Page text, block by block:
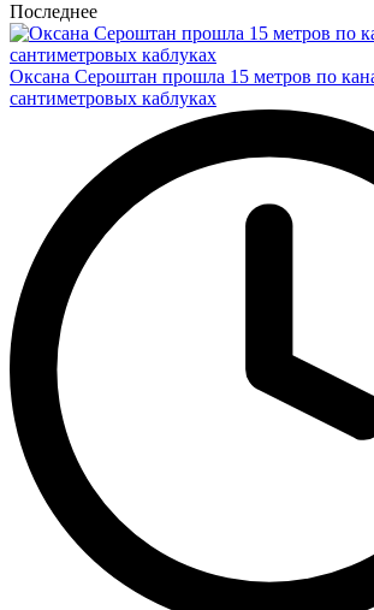
Последнее
Оксана Сероштан прошла 15 метров по
сантиметровых каблуках